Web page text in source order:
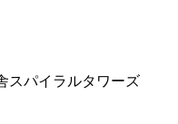
スパイラルタワーズ